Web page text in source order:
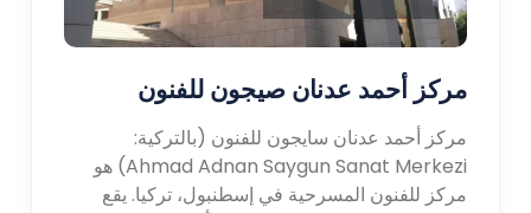
مركز أحمد عدنان صيجون للفنون
مركز أحمد عدنان سايجون للفنون (بالتركية:
Ahmad Adnan Saygun Sanat Merkezi) هو
مركز للفنون المسرحية في إسطنبول، تركيا. يقع